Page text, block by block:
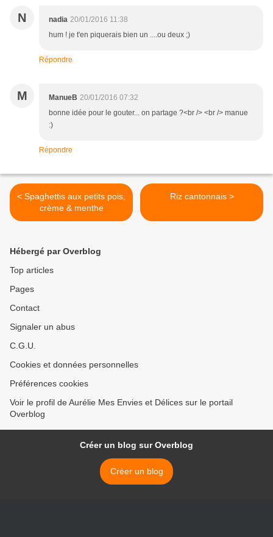
N nadia 20/01/2016 11:38
hum ! je t'en piquerais bien un ....ou deux ;)
Répondre
M ManueB 20/01/2016 07:32
bonne idée pour le gouter... on partage ?<br /> <br /> manue
:)
Répondre
< Spaghettis aux petits pois,
crème & menthe
Riz cantonnais >
Hébergé par Overblog
Top articles
Pages
Contact
Signaler un abus
C.G.U.
Cookies et données personnelles
Préférences cookies
Voir le profil de Aurélie Mes Envies et Délices sur le portail
Overblog
Créer un blog sur Overblog
Créer un blog